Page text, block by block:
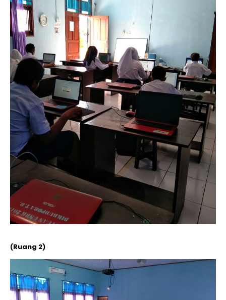
(Ruang 2)